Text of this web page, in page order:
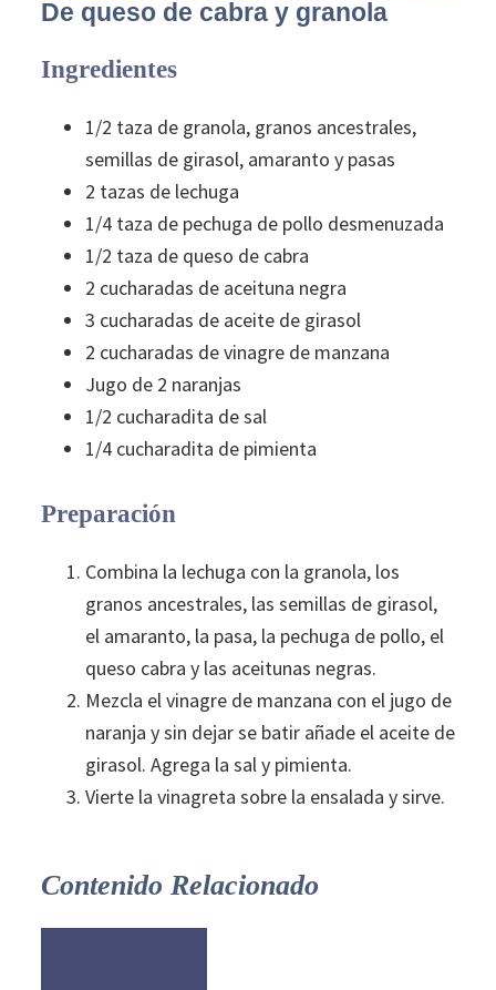
De queso de cabra y granola
Ingredientes
1/2 taza de granola, granos ancestrales,
semillas de girasol, amaranto y pasas
2 tazas de lechuga
1/4 taza de pechuga de pollo desmenuzada
1/2 taza de queso de cabra
2 cucharadas de aceituna negra
3 cucharadas de aceite de girasol
2 cucharadas de vinagre de manzana
Jugo de 2 naranjas
1/2 cucharadita de sal
1/4 cucharadita de pimienta
Preparación
Combina la lechuga con la granola, los
granos ancestrales, las semillas de girasol,
el amaranto, la pasa, la pechuga de pollo, el
queso cabra y las aceitunas negras.
Mezcla el vinagre de manzana con el jugo de
naranja y sin dejar se batir añade el aceite de
girasol. Agrega la sal y pimienta.
Vierte la vinagreta sobre la ensalada y sirve.
Contenido Relacionado